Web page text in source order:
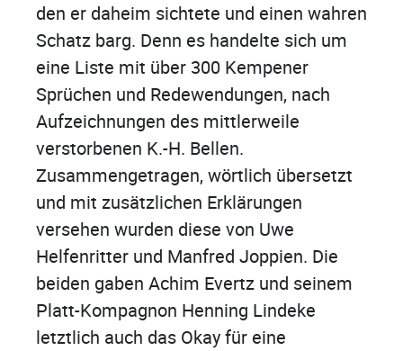
den er daheim sichtete und einen wahren
Schatz barg. Denn es handelte sich um
eine Liste mit über 300 Kempener
Sprüchen und Redewendungen, nach
Aufzeichnungen des mittlerweile
verstorbenen K.-H. Bellen.
Zusammengetragen, wörtlich übersetzt
und mit zusätzlichen Erklärungen
versehen wurden diese von Uwe
Helfenritter und Manfred Joppien. Die
beiden gaben Achim Evertz und seinem
Platt-Kompagnon Henning Lindeke
letztlich auch das Okay für eine